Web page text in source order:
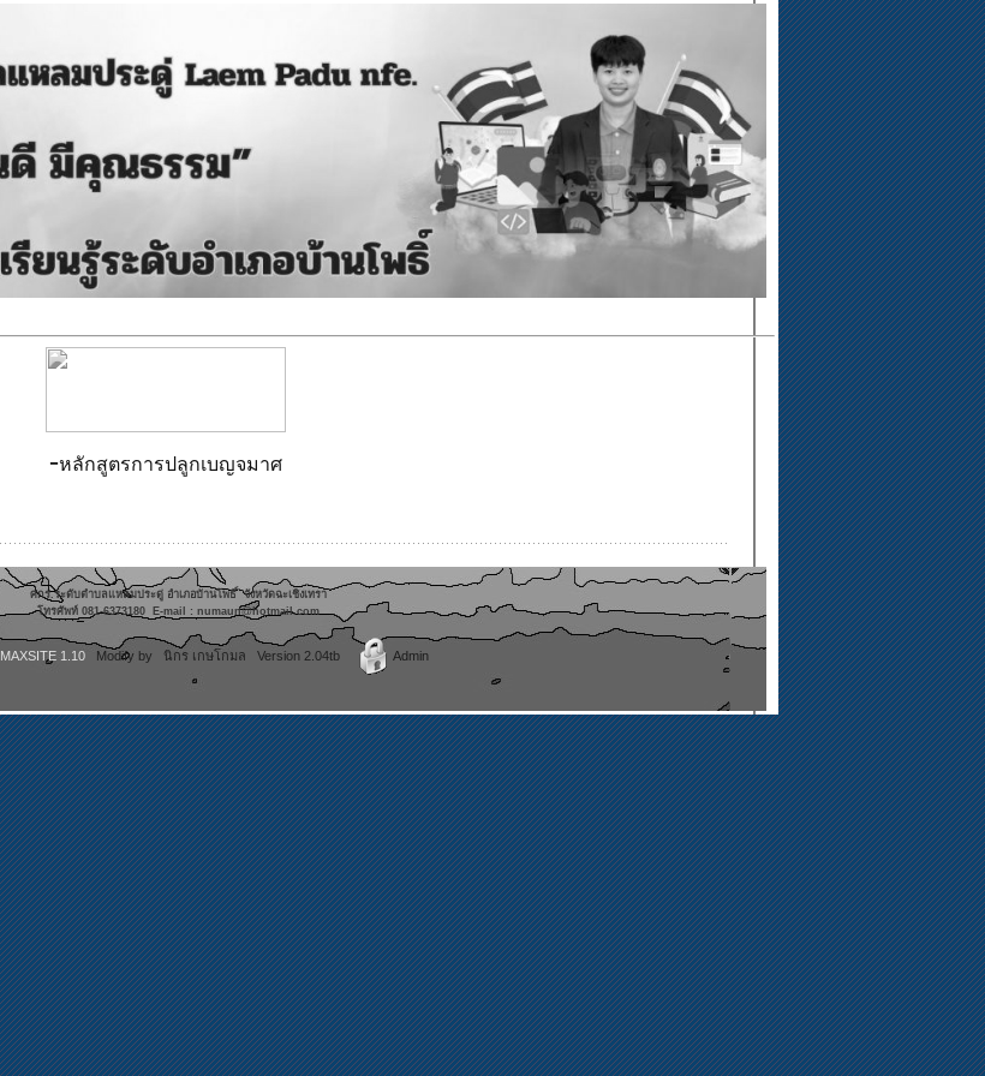
-หลักสูตรการปลูกเบญจมาศ
ศกร.ระดับตำบลแหลมประดู่ อำเภอบ้านโพธิ์ จังหวัดฉะเชิงเทรา
โทรศัพท์ 081-6373180 E-mail : numaun@hotmail.com
MAXSITE 1.10 Modify by นิกร เกษโกมล Version 2.04tb Admin